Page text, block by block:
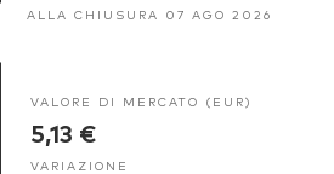
ALLA CHIUSURA 07 AGO 2026
VALORE DI MERCATO (EUR)
5,13 €
VARIAZIONE